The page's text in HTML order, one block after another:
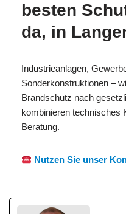
besten
da, in
Industrieanlagen,
Sonderkonstruktionen –
Brandschutz nach
kombinieren technisches
Beratung.
Nutzen Sie unser